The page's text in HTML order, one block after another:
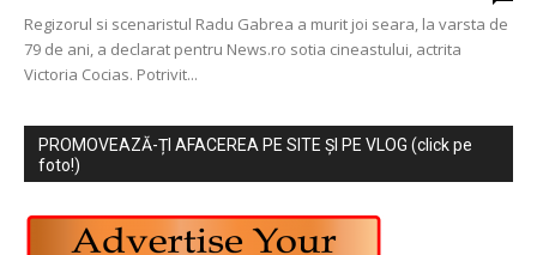
Regizorul si scenaristul Radu Gabrea a murit joi seara, la varsta de
79 de ani, a declarat pentru News.ro sotia cineastului, actrita
Victoria Cocias. Potrivit...
PROMOVEAZĂ-ȚI AFACEREA PE SITE ȘI PE VLOG (click pe
foto!)